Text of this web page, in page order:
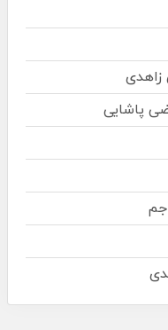
زاهدی
پاشایی
جم